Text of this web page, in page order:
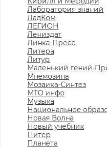
Лаборатория знаний
ЛадКом
ЛЕГИОН
Лениздат
Линка-Пресс
Литера
Литур
Маленький гений-
Мнемозина
Мозаика-Синтез
МТО инфо
Музыка
Национальное
Новая Волна
Новый учебник
Питер
Планета